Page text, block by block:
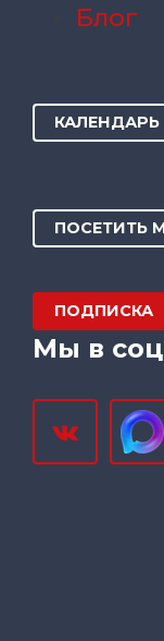
Блог
ПОСЕТИТЬ
ПОДПИСКА
Мы в